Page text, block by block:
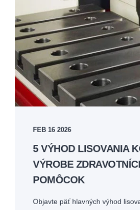
FEB 16 2026
5 VÝHOD LISOVANIA
VÝROBE
POMÔCOK
Objavte päť hlavných výhod